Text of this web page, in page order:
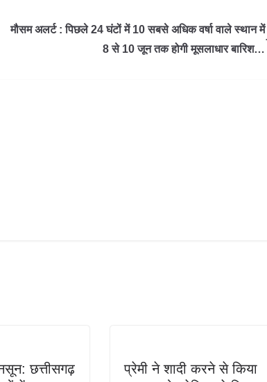
मौसम अलर्ट : पिछले 24 घंटों में 10 सबसे अधिक वर्षा वाले स्थान में
8 से 10 जून तक होगी मूसलाधार बारिश…
छत्तीसगढ़
प्रेमी ने शादी करने से किया